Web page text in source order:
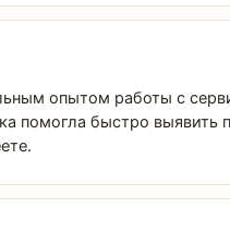
опытом работы с
помогла быстро